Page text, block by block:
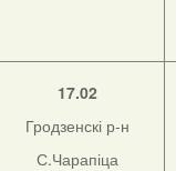
17.02
Гродзенскі р-н
С.Чарапіца